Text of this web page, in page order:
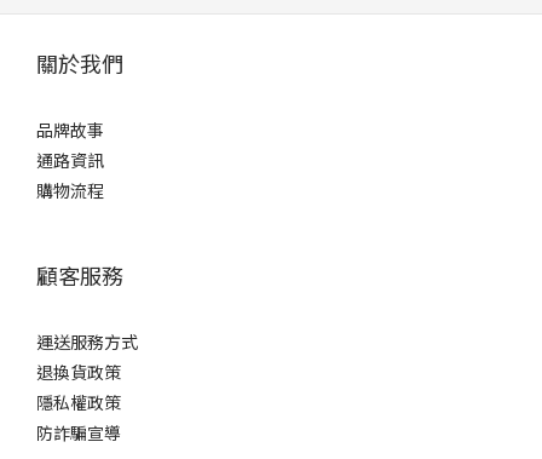
關於我們
品牌故事
通路資訊
購物流程
顧客服務
運送服務方式
退換貨政策
隱私權政策
防詐騙宣導